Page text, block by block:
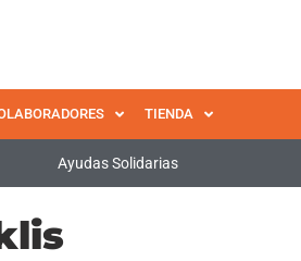
TIENDA
Ayudas Solidarias